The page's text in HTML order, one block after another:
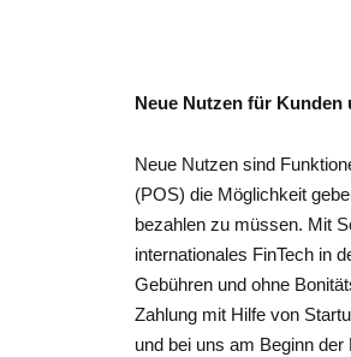
Neue Nutzen für Kunden
Neue Nutzen sind
(POS) die Möglichkeit
bezahlen zu müssen. Mit
internationales FinTech in
Gebühren und ohne
Zahlung mit Hilfe von
und bei uns am Beginn der